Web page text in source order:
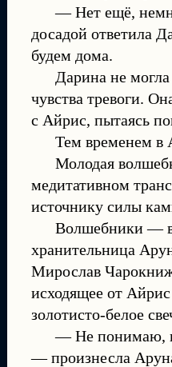
— Нет ещё,
досадой ответила
будем дома.
Дарина не могла
чувства тревоги.
с Айрис, пытаясь
Тем временем в
Молодая
медитативном
источнику силы
Волшебники —
хранительница
Мирослав
исходящее от
золотисто-белое
— Не понимаю,
— произнесла